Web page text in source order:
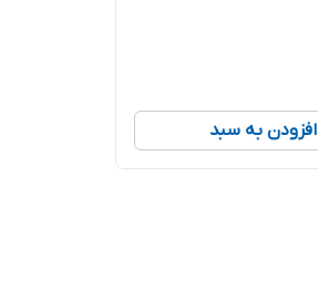
افزودن به سبد